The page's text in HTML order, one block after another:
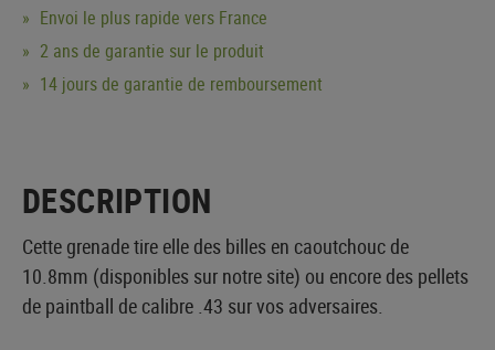
Envoi le plus rapide vers France
2 ans de garantie sur le produit
14 jours de garantie de remboursement
DESCRIPTION
Cette grenade tire elle des billes en caoutchouc de
10.8mm (disponibles sur notre site) ou encore des pellets
de paintball de calibre .43 sur vos adversaires.